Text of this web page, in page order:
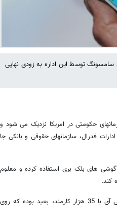
سامسونگ توسط این اداره به زودی نهایی
حکومتی در امریکا نزدیک می شود و
فدرال، سازمانهای حقوقی و بانکی جا
های بلک بری استفاده کرده و معلوم
کند.
به عقیده کارشناسان آندروید بسیار نا امن بوده و از اداره ای مانند اف بی آی با 35 هزار کارمند، بعید بوده که روی